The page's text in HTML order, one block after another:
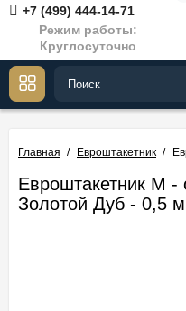
+7 (499) 444-14-71
Режим работы:
Круглосуточно
Главная Евроштакетник
Евроштакетник М -
Золотой Дуб - 0,5